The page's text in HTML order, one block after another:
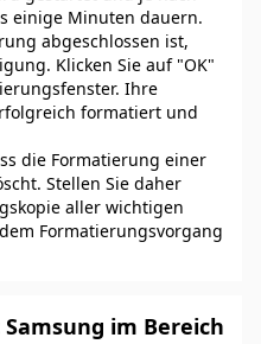
einige Minuten dauern.
abgeschlossen ist,
Klicken Sie auf "OK"
Ihre
formatiert und
die Formatierung einer
Stellen Sie daher
aller wichtigen
Formatierungsvorgang
im Bereich